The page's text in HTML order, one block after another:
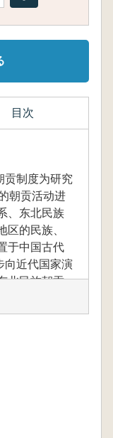
目次
制度为研究
朝贡活动进
、东北民族
区的民族、
于中国古代
向近代国家演
北民族朝贡
明了东北民
别内外两种
貢制度を研
小民族の朝